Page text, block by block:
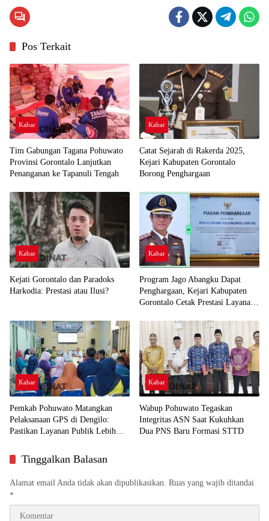
Pos Terkait
Kabar
Tim Gabungan Tagana Pohuwato
Provinsi Gorontalo Lanjutkan
Penanganan ke Tapanuli Tengah
Kabar
Catat Sejarah di Rakerda 2025,
Kejari Kabupaten Gorontalo
Borong Penghargaan
Kabar
Kejati Gorontalo dan Paradoks
Harkodia: Prestasi atau Ilusi?
Kabar
Program Jago Abangku Dapat
Penghargaan, Kejari Kabupaten
Gorontalo Cetak Prestasi Layanan
Kabar
Pemkab Pohuwato Matangkan
Pelaksanaan GPS di Dengilo:
Pastikan Layanan Publik Lebih
Kabar
Wabup Pohuwato Tegaskan
Integritas ASN Saat Kukuhkan
Dua PNS Baru Formasi STTD
Tinggalkan Balasan
Alamat email Anda tidak akan dipublikasikan. Ruas yang wajib ditandai
*